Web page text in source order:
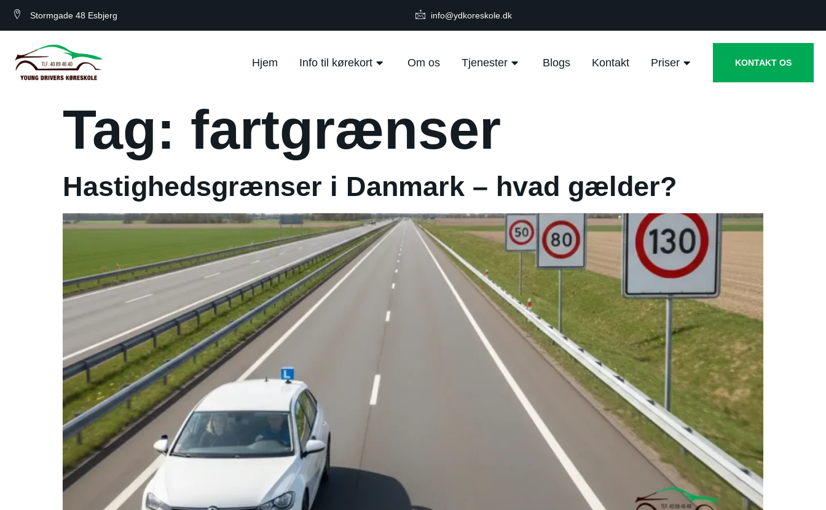
Stormgade 48 Esbjerg info@ydkoreskole.dk
Hjem Info til kørekort Om os Tjenester Blogs Kontakt Priser KONTAKT OS
Tag: fartgrænser
Hastighedsgrænser i Danmark – hvad gælder?